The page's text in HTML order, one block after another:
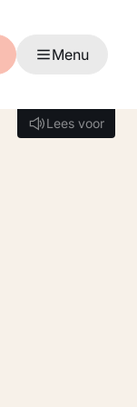
Menu
Lees voor
Lees voor